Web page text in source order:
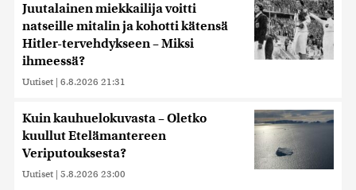
Juutalainen miekkailija voitti
natseille mitalin ja kohotti kätensä
Hitler-tervehdykseen – Miksi
ihmeessä?
Uutiset | 6.8.2026 21:31
Kuin kauhuelokuvasta – Oletko
kuullut Etelämantereen
Veriputouksesta?
Uutiset | 5.8.2026 23:00